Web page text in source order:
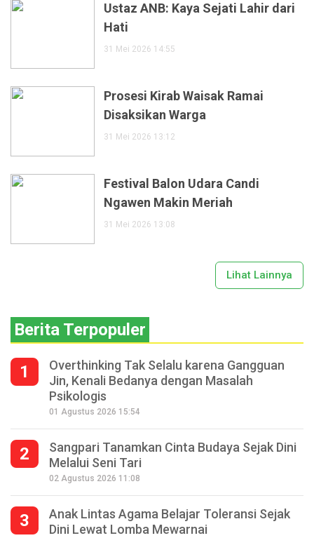
Ustaz ANB: Kaya Sejati Lahir dari
Hati
31 Mei 2026 14:55
Prosesi Kirab Waisak Ramai
Disaksikan Warga
31 Mei 2026 13:12
Festival Balon Udara Candi
Ngawen Makin Meriah
31 Mei 2026 13:08
Lihat Lainnya
Berita Terpopuler
1
Overthinking Tak Selalu karena Gangguan
Jin, Kenali Bedanya dengan Masalah
Psikologis
01 Agustus 2026 15:54
2
Sangpari Tanamkan Cinta Budaya Sejak Dini
Melalui Seni Tari
02 Agustus 2026 11:08
3
Anak Lintas Agama Belajar Toleransi Sejak
Dini Lewat Lomba Mewarnai